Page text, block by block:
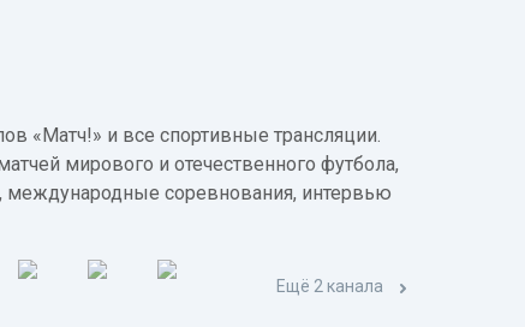
«Матч!» и все спортивные трансляции.
мирового и отечественного футбола,
международные соревнования, интервью
Ещё 2 канала